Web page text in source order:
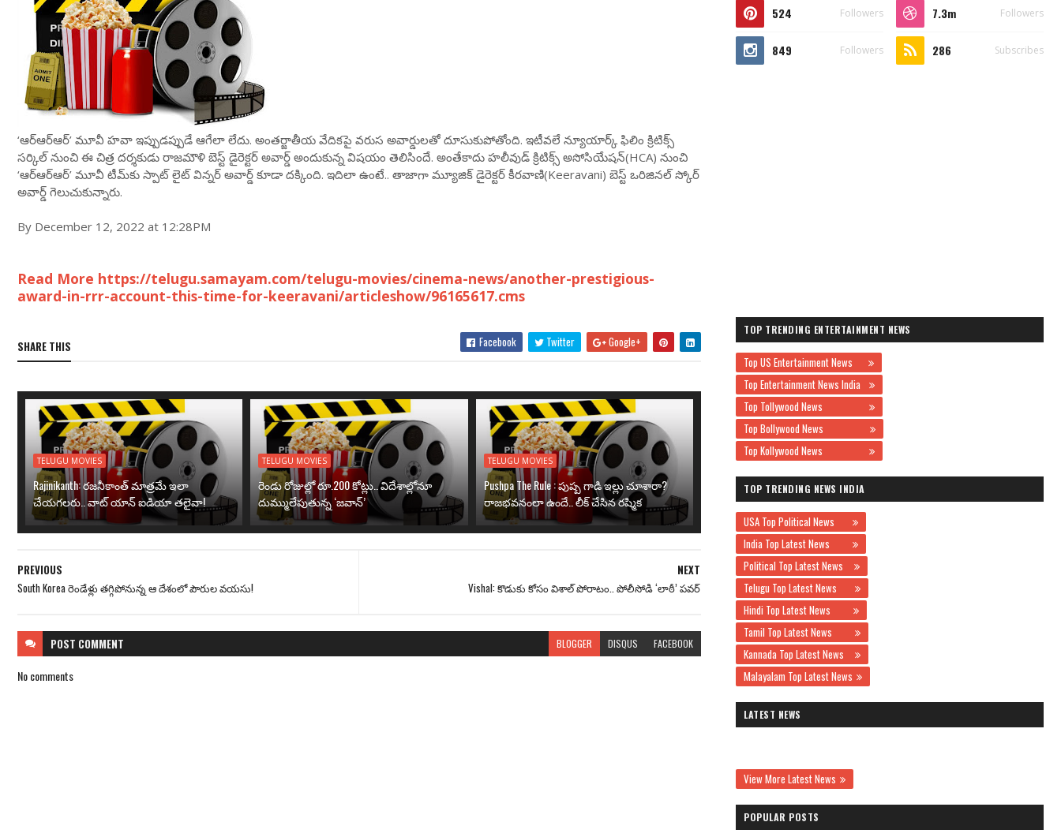
‘ఆర్ఆర్ఆర్’ మూవీ హవా ఇప్పుడప్పుడే ఆగేలా లేదు. అంతర్జాతీయ వేదికపై వరుస అవార్డులతో దూసుకుపోతోంది. ఇటీవలే న్యూయార్క్ ఫిలిం క్రిటిక్స్
సర్కిల్ నుంచి ఈ చిత్ర దర్శకుడు రాజమౌళి బెస్ట్ డైరెక్టర్ అవార్డ్ అందుకున్న విషయం తెలిసిందే. అంతేకాదు హలీవుడ్ క్రిటిక్స్ అసోసియేషన్(HCA) నుంచి
‘ఆర్ఆర్ఆర్’ మూవీ టీమ్‌కు స్పాట్ లైట్ విన్నర్ అవార్డ్ కూడా దక్కింది. ఇదిలా ఉంటే.. తాజాగా మ్యూజిక్ డైరెక్టర్ కీరవాణి(Keeravani) బెస్ట్ ఒరిజినల్ స్కోర్
అవార్డ్ గెలుచుకున్నారు.
By December 12, 2022 at 12:28PM
Read More https://telugu.samayam.com/telugu-movies/cinema-news/another-prestigious-
award-in-rrr-account-this-time-for-keeravani/articleshow/96165617.cms
SHARE THIS Facebook Twitter Google+
TELUGU MOVIES
Rajinikanth: రజనీకాంత్ మాత్రమే ఇలా
చేయగలరు.. వాట్ యాన్ ఐడియా తలైవా!
TELUGU MOVIES
రెండు రోజుల్లో రూ.200 కోట్లు.. విదేశాల్లోనూ
దుమ్ములేపుతున్న ‘జవాన్’
TELUGU MOVIES
Pushpa The Rule : పుష్ప గాడి ఇల్లు చూశారా?
రాజభవనంలా ఉందే.. లీక్ చేసిన రష్మిక
NEXT
Vishal: కొడుకు కోసం విశాల్ పోరాటం.. పోలీసోడి ‘లాఠీ’ పవర్
PREVIOUS
South Korea రెండేళ్లు తగ్గిపోనున్న ఆ దేశంలో పౌరుల వయసు!
POST COMMENT BLOGGER DISQUS FACEBOOK
No comments
524 Followers 7.3m Followers
849 Followers 286 Subscribes
TOP TRENDING ENTERTAINMENT NEWS
Top US Entertainment News
Top Entertainment News India
Top Tollywood News
Top Bollywood News
Top Kollywood News
TOP TRENDING NEWS INDIA
USA Top Political News
India Top Latest News
Political Top Latest News
Telugu Top Latest News
Hindi Top Latest News
Tamil Top Latest News
Kannada Top Latest News
Malayalam Top Latest News
LATEST NEWS
View More Latest News
POPULAR POSTS